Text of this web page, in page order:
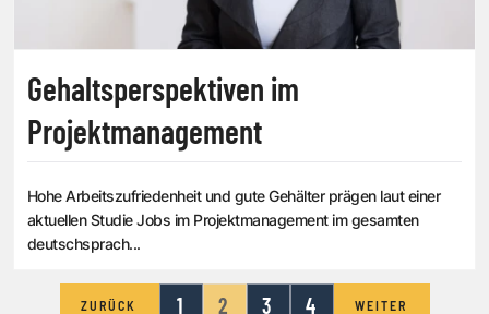
Gehaltsperspektiven im
Projektmanagement
Hohe Arbeitszufriedenheit und gute Gehälter prägen laut einer
aktuellen Studie Jobs im Projektmanagement im gesamten
deutschsprach...
ZURÜCK 1 2 3 4 WEITER